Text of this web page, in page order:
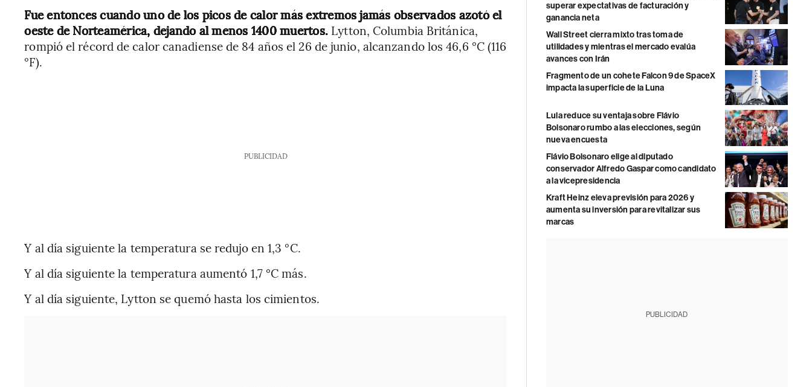
Fue entonces cuando uno de los picos de calor más extremos jamás observados azotó el
oeste de Norteamérica, dejando al menos 1400 muertos. Lytton, Columbia Británica,
rompió el récord de calor canadiense de 84 años el 26 de junio, alcanzando los 46,6 °C (116
°F).
PUBLICIDAD
Y al día siguiente la temperatura se redujo en 1,3 °C.
Y al día siguiente la temperatura aumentó 1,7 °C más.
Y al día siguiente, Lytton se quemó hasta los cimientos.
superar expectativas de facturación y
ganancia neta
Wall Street cierra mixto tras toma de
utilidades y mientras el mercado evalúa
avances con Irán
Fragmento de un cohete Falcon 9 de SpaceX
impacta la superficie de la Luna
Lula reduce su ventaja sobre Flávio
Bolsonaro rumbo a las elecciones, según
nueva encuesta
Flávio Bolsonaro elige al diputado
conservador Alfredo Gaspar como candidato
a la vicepresidencia
Kraft Heinz eleva previsión para 2026 y
aumenta su inversión para revitalizar sus
marcas
PUBLICIDAD